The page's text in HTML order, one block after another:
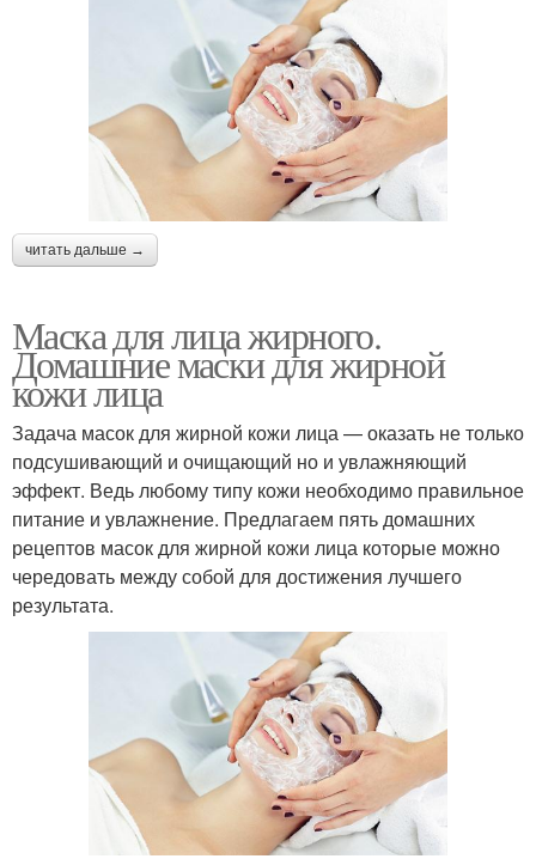
читать дальше →
Маска для лица жирного.
Домашние маски для жирной
кожи лица
Задача масок для жирной кожи лица — оказать не только
подсушивающий и очищающий но и увлажняющий
эффект. Ведь любому типу кожи необходимо правильное
питание и увлажнение. Предлагаем пять домашних
рецептов масок для жирной кожи лица которые можно
чередовать между собой для достижения лучшего
результата.